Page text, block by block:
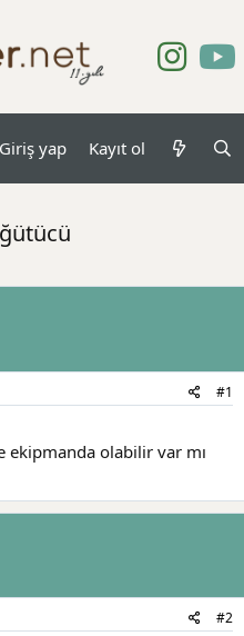
Giriş yap Kayıt ol
#1
ekipmanda olabilir var mı
#2